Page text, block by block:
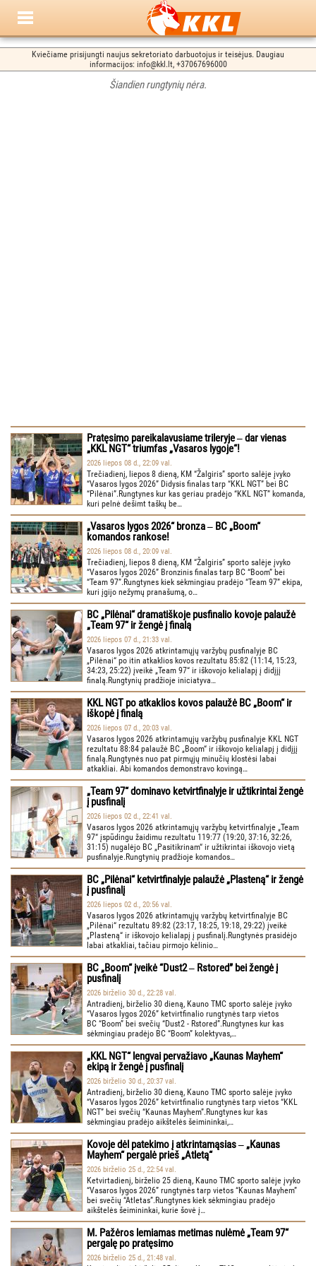
Kviečiame prisijungti naujus sekretoriato darbuotojus ir teisėjus. Daugiau
informacijos: info@kkl.lt, +37067696000
Šiandien rungtynių nėra.
Pratęsimo pareikalavusiame trileryje ‒ dar vienas
„KKL NGT“ triumfas „Vasaros lygoje“!
2026 liepos 08 d., 22:09 val.
Trečiadienį, liepos 8 dieną, KM “Žalgiris” sporto salėje įvyko
“Vasaros lygos 2026” Didysis finalas tarp “KKL NGT” bei BC
“Pilėnai”.Rungtynes kur kas geriau pradėjo “KKL NGT” komanda,
kuri pelnė dešimt taškų be…
„Vasaros lygos 2026“ bronza ‒ BC „Boom“
komandos rankose!
2026 liepos 08 d., 20:09 val.
Trečiadienį, liepos 8 dieną, KM “Žalgiris” sporto salėje įvyko
“Vasaros lygos 2026” Bronzinis finalas tarp BC “Boom” bei
“Team 97”.Rungtynes kiek sėkmingiau pradėjo “Team 97” ekipa,
kuri įgijo nežymų pranašumą, o…
BC „Pilėnai“ dramatiškoje pusfinalio kovoje palaužė
„Team 97“ ir žengė į finalą
2026 liepos 07 d., 21:33 val.
Vasaros lygos 2026 atkrintamųjų varžybų pusfinalyje BC
„Pilėnai“ po itin atkaklios kovos rezultatu 85:82 (11:14, 15:23,
34:23, 25:22) įveikė „Team 97“ ir iškovojo kelialapį į didįjį
finalą.Rungtynių pradžioje iniciatyva…
KKL NGT po atkaklios kovos palaužė BC „Boom“ ir
iškopė į finalą
2026 liepos 07 d., 20:03 val.
Vasaros lygos 2026 atkrintamųjų varžybų pusfinalyje KKL NGT
rezultatu 88:84 palaužė BC „Boom“ ir iškovojo kelialapį į didįjį
finalą.Rungtynės nuo pat pirmųjų minučių klostėsi labai
atkakliai. Abi komandos demonstravo kovingą…
„Team 97“ dominavo ketvirtfinalyje ir užtikrintai žengė
į pusfinalį
2026 liepos 02 d., 22:41 val.
Vasaros lygos 2026 atkrintamųjų varžybų ketvirtfinalyje „Team
97“ įspūdingu žaidimu rezultatu 119:77 (19:20, 37:16, 32:26,
31:15) nugalėjo BC „Pasitikrinam“ ir užtikrintai iškovojo vietą
pusfinalyje.Rungtynių pradžioje komandos…
BC „Pilėnai“ ketvirtfinalyje palaužė „Plasteną“ ir žengė
į pusfinalį
2026 liepos 02 d., 20:56 val.
Vasaros lygos 2026 atkrintamųjų varžybų ketvirtfinalyje BC
„Pilėnai“ rezultatu 89:82 (23:17, 18:25, 19:18, 29:22) įveikė
„Plasteną“ ir iškovojo kelialapį į pusfinalį.Rungtynės prasidėjo
labai atkakliai, tačiau pirmojo kėlinio…
BC „Boom“ įveikė “Dust2 ‒ Rstored” bei žengė į
pusfinalį
2026 birželio 30 d., 22:28 val.
Antradienį, birželio 30 dieną, Kauno TMC sporto salėje įvyko
“Vasaros lygos 2026” ketvirtfinalio rungtynės tarp vietos
BC “Boom” bei svečių “Dust2 - Rstored”.Rungtynes kur kas
sėkmingiau pradėjo BC “Boom” kolektyvas,…
„KKL NGT“ lengvai pervažiavo „Kaunas Mayhem“
ekipą ir žengė į pusfinalį
2026 birželio 30 d., 20:37 val.
Antradienį, birželio 30 dieną, Kauno TMC sporto salėje įvyko
“Vasaros lygos 2026” ketvirtfinalio rungtynės tarp vietos “KKL
NGT” bei svečių “Kaunas Mayhem”.Rungtynes kur kas
sėkmingiau pradėjo aikštelės šeimininkai,…
Kovoje dėl patekimo į atkrintamąsias ‒ „Kaunas
Mayhem“ pergalė prieš „Atletą“
2026 birželio 25 d., 22:54 val.
Ketvirtadienį, birželio 25 dieną, Kauno TMC sporto salėje įvyko
“Vasaros lygos 2026” rungtynės tarp vietos “Kaunas Mayhem”
bei svečių “Atletas”.Rungtynes kiek sėkmingiau pradėjo
aikštelės šeimininkai, kurie šovė į…
M. Pažėros lemiamas metimas nulėmė „Team 97“
pergalę po pratęsimo
2026 birželio 25 d., 21:48 val.